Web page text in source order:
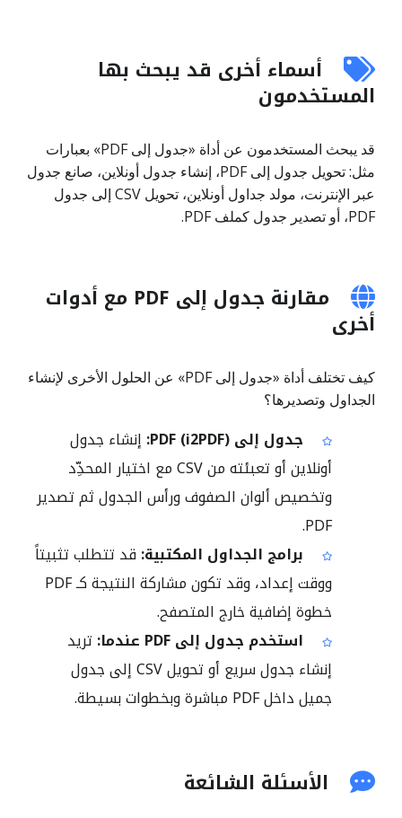
أسماء أخرى قد يبحث بها
المستخدمون
قد يبحث المستخدمون عن أداة «جدول إلى PDF» بعبارات
مثل: تحويل جدول إلى PDF، إنشاء جدول أونلاين، صانع جدول
عبر الإنترنت، مولد جداول أونلاين، تحويل CSV إلى جدول
PDF، أو تصدير جدول كملف PDF.
مقارنة جدول إلى PDF مع أدوات
أخرى
كيف تختلف أداة «جدول إلى PDF» عن الحلول الأخرى لإنشاء
الجداول وتصديرها؟
جدول إلى PDF (i2PDF):
إنشاء جدول
أونلاين أو تعبئته من CSV مع اختيار المحدِّد
وتخصيص ألوان الصفوف ورأس الجدول ثم تصدير
PDF.
برامج الجداول المكتبية: قد تتطلب تثبيتاً
ووقت إعداد، وقد تكون مشاركة النتيجة كـ PDF
خطوة إضافية خارج المتصفح.
استخدم جدول إلى PDF عندما:
تريد
إنشاء جدول سريع أو تحويل CSV إلى جدول
جميل داخل PDF مباشرة وبخطوات بسيطة.
الأسئلة الشائعة